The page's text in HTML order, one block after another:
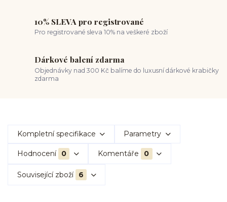
10% SLEVA pro registrované
Pro registrované sleva 10% na veškeré zboží
Dárkové balení zdarma
Objednávky nad 300 Kč balíme do luxusní dárkové krabičky
zdarma
Kompletní specifikace Parametry
Hodnocení 0 Komentáře 0
Související zboží 6